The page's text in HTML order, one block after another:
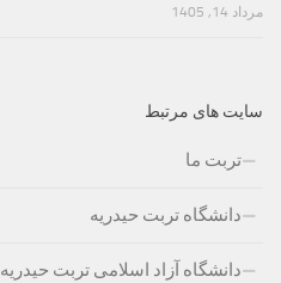
مرداد 14, 1405
سایت های مرتبط
تربت ما
دانشگاه تربت حیدریه
دانشگاه آزاد اسلامی تربت حیدریه